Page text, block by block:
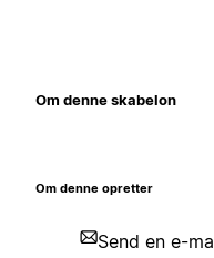
Om denne skabelon
Om denne opretter
Send en e-